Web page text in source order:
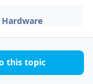
Hardware
this topic